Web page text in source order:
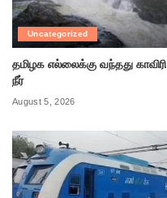
Uncategorized
தமிழக எல்லைக்கு வந்தது காவிரி
நீர்
August 5, 2026